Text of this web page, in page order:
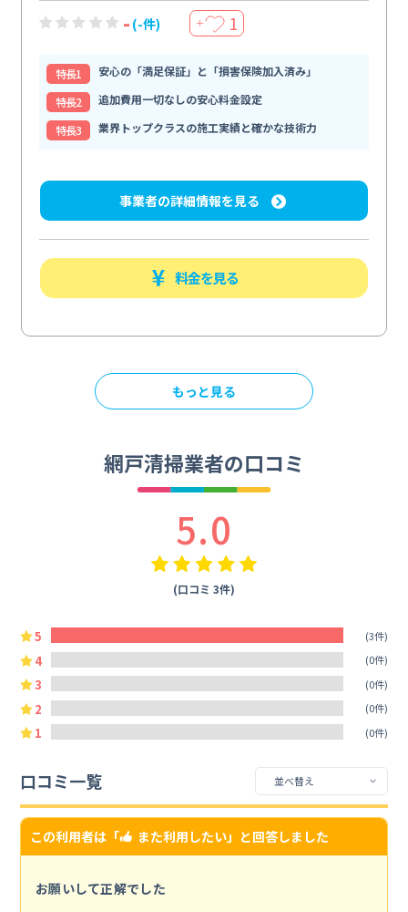
- (-件) ＋ 1
特⻑1
安心の「満足保証」と「損害保険加入済み」
特⻑2
追加費用一切なしの安心料金設定
特⻑3
業界トップクラスの施工実績と確かな技術力
事業者の詳細情報を見る
料金を見る
もっと見る
網戸清掃業者の口コミ
5.0
(口コミ 3件)
5 (3件)
4 (0件)
3 (0件)
2 (0件)
1 (0件)
口コミ一覧
この利用者は「 また利用したい」と回答しました
お願いして正解でした